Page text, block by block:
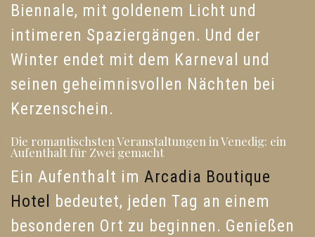
Biennale, mit goldenem Licht und
intimeren Spaziergängen. Und der
Winter endet mit dem Karneval und
seinen geheimnisvollen Nächten bei
Kerzenschein.
Die romantischsten Veranstaltungen in Venedig: ein
Aufenthalt für Zwei gemacht
Ein Aufenthalt im Arcadia Boutique
Hotel
bedeutet, jeden Tag an einem
besonderen Ort zu beginnen. Genießen